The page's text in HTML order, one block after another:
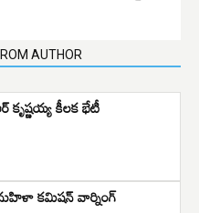
AUTHOR
కృష్ణయ్య కీలక భేటీ
కమిషన్ వార్నింగ్